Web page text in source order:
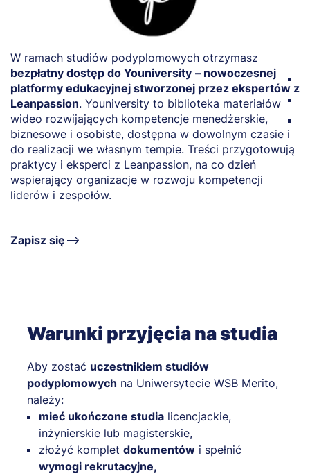
W ramach studiów podyplomowych otrzymasz
bezpłatny dostęp do Youniversity – nowoczesnej
platformy edukacyjnej stworzonej przez ekspertów z
Leanpassion. Youniversity to biblioteka materiałów
wideo rozwijających kompetencje menedżerskie,
biznesowe i osobiste, dostępna w dowolnym czasie i
do realizacji we własnym tempie. Treści przygotowują
praktycy i eksperci z Leanpassion, na co dzień
wspierający organizacje w rozwoju kompetencji
liderów i zespołów.
Zapisz się
Warunki przyjęcia na studia
Aby zostać uczestnikiem studiów
podyplomowych na Uniwersytecie WSB Merito,
należy:
mieć ukończone studia licencjackie,
inżynierskie lub magisterskie,
złożyć komplet dokumentów i spełnić
wymogi rekrutacyjne,